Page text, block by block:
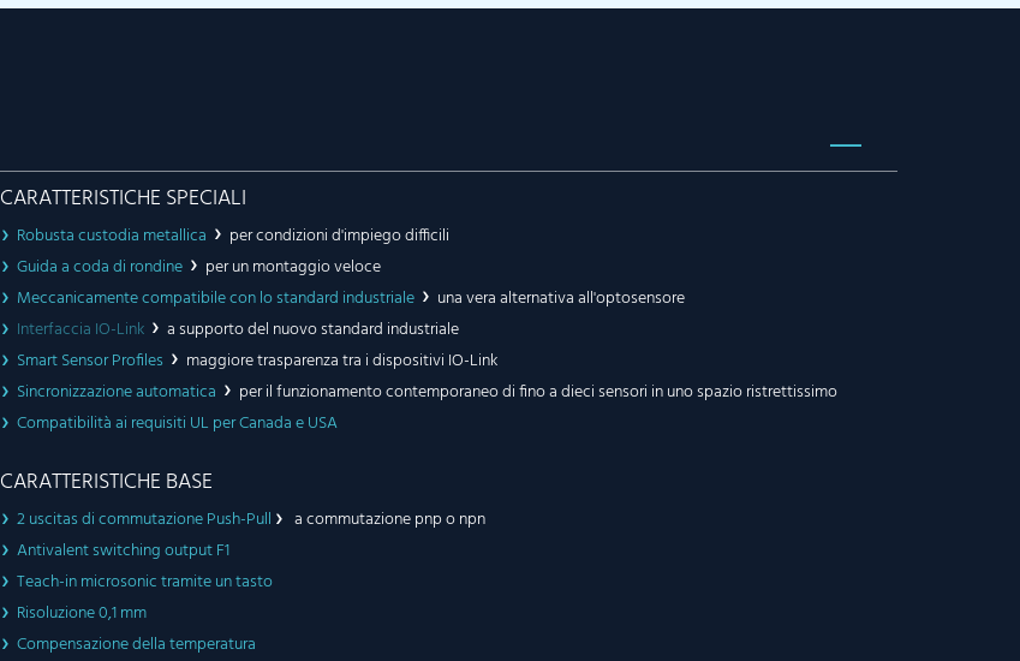
CARATTERISTICHE SPECIALI
Robusta custodia metallica
per condizioni d'impiego difficili
Guida a coda di rondine
per un montaggio veloce
Meccanicamente compatibile con lo standard industriale
una vera alternativa all'optosensore
Interfaccia IO-Link
a supporto del nuovo standard industriale
Smart Sensor Profiles
maggiore trasparenza tra i dispositivi IO-Link
Sincronizzazione automatica
per il funzionamento contemporaneo di fino a dieci sensori in uno spazio ristrettissimo
Compatibilità ai requisiti UL per Canada e USA
CARATTERISTICHE BASE
2 uscitas di commutazione Push-Pull
a commutazione pnp o npn
Antivalent switching output F1
Teach-in microsonic tramite un tasto
Risoluzione 0,1 mm
Compensazione della temperatura